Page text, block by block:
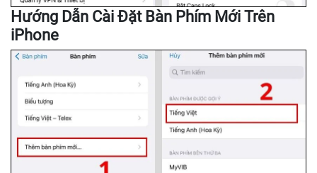
Hướng Dẫn Cài Đặt Bàn Phím Mới Trên
iPhone